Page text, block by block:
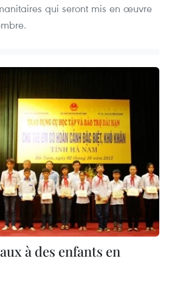
qui seront mis en œuvre
à des enfants en